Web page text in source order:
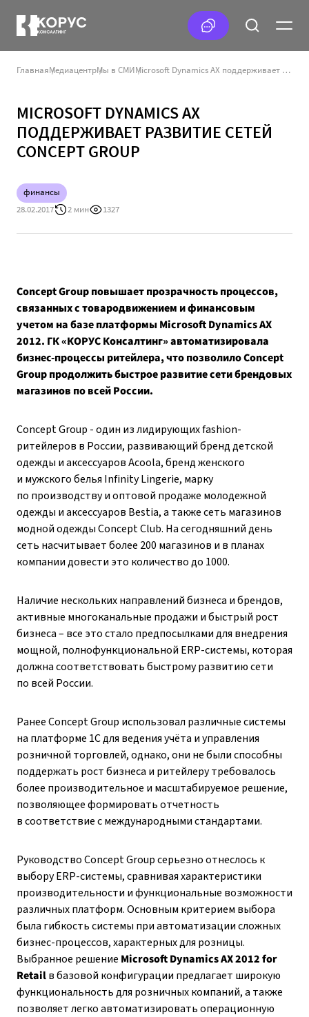
ГлавнаяМедиацентрМы в СМИ Microsoft Dynamics AX поддерживает развитие сетей Concept Group
MICROSOFT DYNAMICS AX
ПОДДЕРЖИВАЕТ РАЗВИТИЕ СЕТЕЙ
CONCEPT GROUP
финансы
28.02.2017
2 мин 1327
Concept Group повышает прозрачность процессов,
связанных с товародвижением и финансовым
учетом на базе платформы Microsoft Dynamics AX
2012. ГК «КОРУС Консалтинг» автоматизировала
бизнес-процессы ритейлера, что позволило Concept
Group продолжить быстрое развитие сети брендовых
магазинов по всей России.
Concept Group - один из лидирующих fashion-
ритейлеров в России, развивающий бренд детской
одежды и аксессуаров Acoola, бренд женского
и мужского белья Infinity Lingerie, марку
по производству и оптовой продаже молодежной
одежды и аксессуаров Bestia, а также сеть магазинов
модной одежды Concept Club. На сегодняшний день
сеть насчитывает более 200 магазинов и в планах
компании довести это количество до 1000.
Наличие нескольких направлений бизнеса и брендов,
активные многоканальные продажи и быстрый рост
бизнеса – все это стало предпосылками для внедрения
мощной, полнофункциональной ERP-системы, которая
должна соответствовать быстрому развитию сети
по всей России.
Ранее Concept Group использовал различные системы
на платформе 1С для ведения учёта и управления
розничной торговлей, однако, они не были способны
поддержать рост бизнеса и ритейлеру требовалось
более производительное и масштабируемое решение,
позволяющее формировать отчетность
в соответствие с международными стандартами.
Руководство Concept Group серьезно отнеслось к
выбору ERP-системы, сравнивая характеристики
производительности и функциональные возможности
различных платформ. Основным критерием выбора
была гибкость системы при автоматизации сложных
бизнес-процессов, характерных для розницы.
Выбранное решение Microsoft Dynamics AX 2012 for
Retailв базовой конфигурации предлагает широкую
функциональность для розничных компаний, а также
позволяет легко автоматизировать операционную